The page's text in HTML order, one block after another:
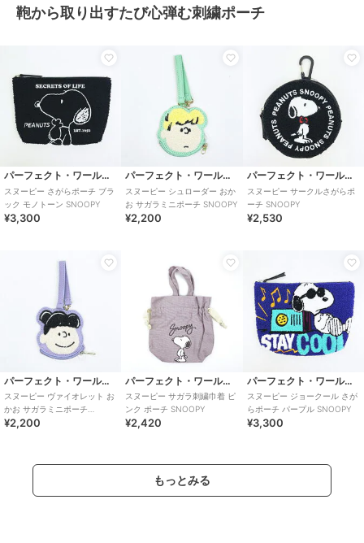
鞄から取り出すたび心弾む刺繍ポーチ
パーフェクト・ワールド・トーキョー
スヌーピー さがらポーチ ブラ
ック モノトーン SNOOPY
¥3,300
パーフェクト・ワールド・トーキョー
スヌーピー シュローダー おか
お サガラミニポーチ SNOOPY
¥2,200
パーフェクト・ワールド・トーキョー
スヌーピー サークルさがらポ
ーチ SNOOPY
¥2,530
パーフェクト・ワールド・トーキョー
スヌーピー ヴァイオレット お
かお サガラミニポーチ
SNOOPY
¥2,200
パーフェクト・ワールド・トーキョー
スヌーピー サガラ刺繍巾着 ピ
ンク ポーチ SNOOPY
¥2,420
パーフェクト・ワールド・トーキョー
スヌーピー ジョークール さが
らポーチ パープル SNOOPY
¥3,300
もっとみる